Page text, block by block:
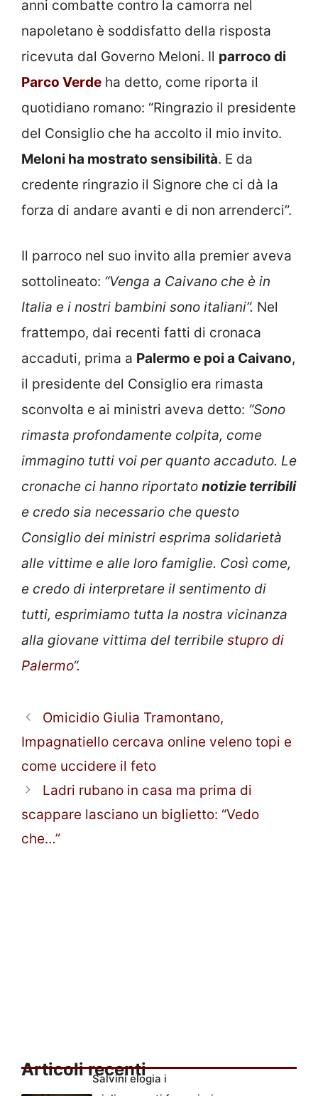
anni combatte contro la camorra nel
napoletano è soddisfatto della risposta
ricevuta dal Governo Meloni. Il parroco di
Parco Verde ha detto, come riporta il
quotidiano romano: “Ringrazio il presidente
del Consiglio che ha accolto il mio invito.
Meloni ha mostrato sensibilità. E da
credente ringrazio il Signore che ci dà la
forza di andare avanti e di non arrenderci”.
Il parroco nel suo invito alla premier aveva
sottolineato: “Venga a Caivano che è in
Italia e i nostri bambini sono italiani”. Nel
frattempo, dai recenti fatti di cronaca
accaduti, prima a Palermo e poi a Caivano,
il presidente del Consiglio era rimasta
sconvolta e ai ministri aveva detto: “Sono
rimasta profondamente colpita, come
immagino tutti voi per quanto accaduto. Le
cronache ci hanno riportato notizie terribili
e credo sia necessario che questo
Consiglio dei ministri esprima solidarietà
alle vittime e alle loro famiglie. Così come,
e credo di interpretare il sentimento di
tutti, esprimiamo tutta la nostra vicinanza
alla giovane vittima del terribile stupro di
Palermo“.
Omicidio Giulia Tramontano,
Impagnatiello cercava online veleno topi e
come uccidere il feto
Ladri rubano in casa ma prima di
scappare lasciano un biglietto: “Vedo
che…”
Articoli recenti
Salvini elogia i